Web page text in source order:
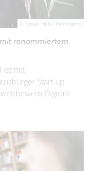
© Tobias Hiebl / Kamerafoto
renommiertem
ist mit
Start-up
Digitale